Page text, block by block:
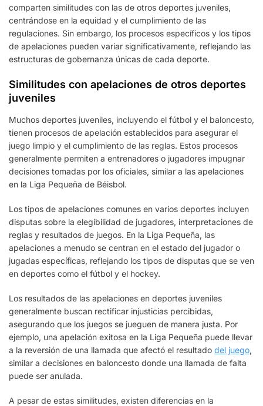
comparten similitudes con las de otros deportes juveniles,
centrándose en la equidad y el cumplimiento de las
regulaciones. Sin embargo, los procesos específicos y los tipos
de apelaciones pueden variar significativamente, reflejando las
estructuras de gobernanza únicas de cada deporte.
Similitudes con apelaciones de otros deportes
juveniles
Muchos deportes juveniles, incluyendo el fútbol y el baloncesto,
tienen procesos de apelación establecidos para asegurar el
juego limpio y el cumplimiento de las reglas. Estos procesos
generalmente permiten a entrenadores o jugadores impugnar
decisiones tomadas por los oficiales, similar a las apelaciones
en la Liga Pequeña de Béisbol.
Los tipos de apelaciones comunes en varios deportes incluyen
disputas sobre la elegibilidad de jugadores, interpretaciones de
reglas y resultados de juegos. En la Liga Pequeña, las
apelaciones a menudo se centran en el estado del jugador o
jugadas específicas, reflejando los tipos de disputas que se ven
en deportes como el fútbol y el hockey.
Los resultados de las apelaciones en deportes juveniles
generalmente buscan rectificar injusticias percibidas,
asegurando que los juegos se jueguen de manera justa. Por
ejemplo, una apelación exitosa en la Liga Pequeña puede llevar
a la reversión de una llamada que afectó el resultado del juego,
similar a decisiones en baloncesto donde una llamada de falta
puede ser anulada.
A pesar de estas similitudes, existen diferencias en la